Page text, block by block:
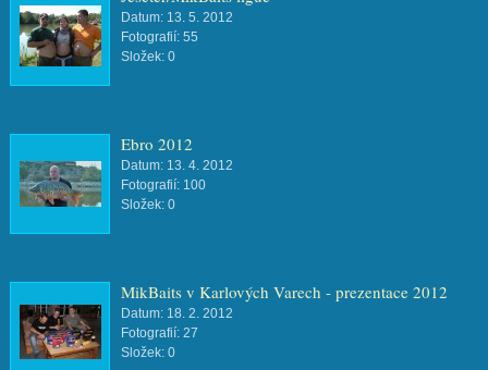
Datum: 13. 5. 2012
Fotografií: 55
Složek: 0
Ebro 2012
Datum: 13. 4. 2012
Fotografií: 100
Složek: 0
MikBaits v Karlových Varech - prezentace 2012
Datum: 18. 2. 2012
Fotografií: 27
Složek: 0